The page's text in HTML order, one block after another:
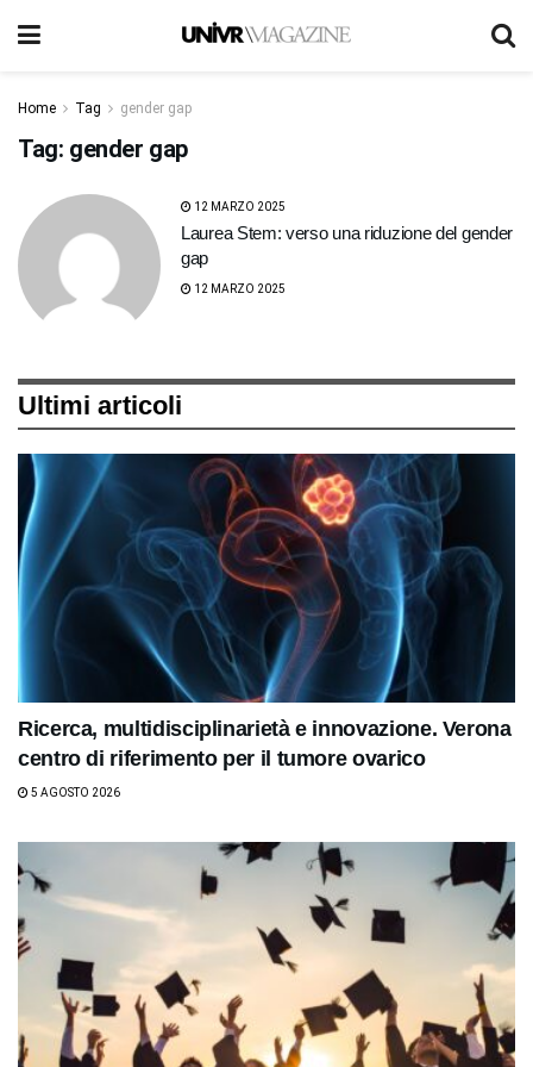
Home Tag gender gap
Tag: gender gap
12 MARZO 2025
Laurea Stem: verso una riduzione del gender
gap
12 MARZO 2025
Ultimi articoli
Ricerca, multidisciplinarietà e innovazione. Verona
centro di riferimento per il tumore ovarico
5 AGOSTO 2026